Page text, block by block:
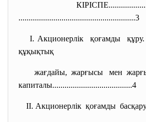
.........................................................3
І. Акционерлік қоғамды
құқықтық
жағдайы, жарғысы мен
капиталы.......................................4
ІІ. Акционерлік қоғамды